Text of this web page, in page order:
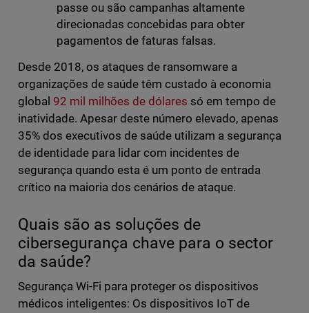
passe ou são campanhas altamente
direcionadas concebidas para obter
pagamentos de faturas falsas.
Desde 2018, os ataques de ransomware a
organizações de saúde têm custado à economia
global 92 mil milhões de dólares só em tempo de
inatividade. Apesar deste número elevado, apenas
35% dos executivos de saúde utilizam a segurança
de identidade para lidar com incidentes de
segurança quando esta é um ponto de entrada
crítico na maioria dos cenários de ataque.
Quais são as soluções de
cibersegurança chave para o sector
da saúde?
Segurança Wi-Fi para proteger os dispositivos
médicos inteligentes: Os dispositivos IoT de